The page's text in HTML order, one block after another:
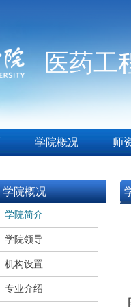
医药工
学院概况 师
学院概况
学院简介
学院领导
机构设置
专业介绍